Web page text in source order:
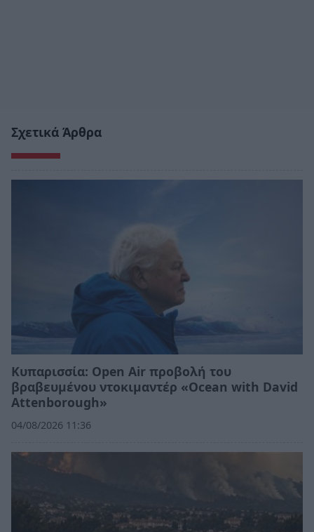
Σχετικά Άρθρα
Κυπαρισσία: Open Air προβολή του
βραβευμένου ντοκιμαντέρ «Ocean with David
Attenborough»
04/08/2026 11:36